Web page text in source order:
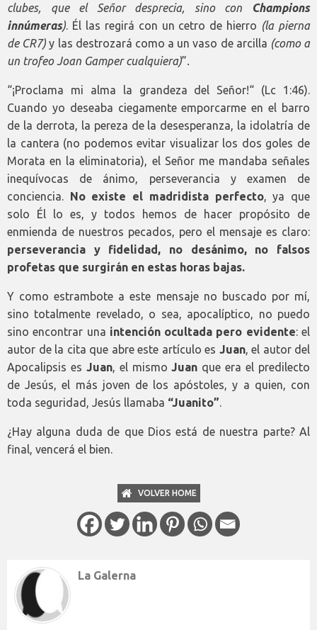
clubes, que el Señor desprecia, sino con
Champions
innúmeras) . Él las regirá con un cetro de hierro (la pierna
de CR7) y las destrozará como a un vaso de arcilla (como a
un trofeo Joan Gamper cualquiera)”
“¡Proclama mi alma la grandeza del Señor!“ (Lc 1:46).
Cuando yo deseaba ciegamente emporcarme en el barro
de la derrota, la pereza de la desesperanza, la idolatría de
la cantera (no podemos evitar visualizar los dos goles de
Morata en la eliminatoria), el Señor me mandaba señales
inequívocas de ánimo, perseverancia y examen de
conciencia. No existe el madridista perfecto, ya que
solo Él lo es, y todos hemos de hacer propósito de
enmienda de nuestros pecados, pero el mensaje es claro:
perseverancia y fidelidad, no desánimo, no falsos
profetas que surgirán en estas horas bajas.
Y como estrambote a este mensaje no buscado por mí,
sino totalmente revelado, o sea, apocalíptico, no puedo
sino encontrar una intención ocultada pero evidente: el
autor de la cita que abre este artículo es Juan, el autor del
Apocalipsis es Juan, el mismo Juan que era el predilecto
de Jesús, el más joven de los apóstoles, y a quien, con
toda seguridad, Jesús llamaba “Juanito”
¿Hay alguna duda de que Dios está de nuestra parte? Al
final, vencerá el bien.
VOLVER HOME
La Galerna